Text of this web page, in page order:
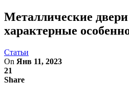
Металлические
характерные
Статьи
On Янв 11, 2023
21
Share